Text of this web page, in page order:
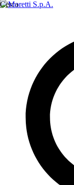
Cerca